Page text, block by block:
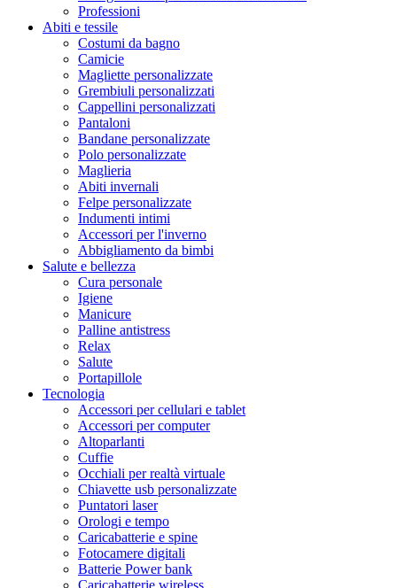
Professioni
Abiti e tessile
Costumi da bagno
Camicie
Magliette personalizzate
Grembiuli personalizzati
Cappellini personalizzati
Pantaloni
Bandane personalizzate
Polo personalizzate
Maglieria
Abiti invernali
Felpe personalizzate
Indumenti intimi
Accessori per l'inverno
Abbigliamento da bimbi
Salute e bellezza
Cura personale
Igiene
Manicure
Palline antistress
Relax
Salute
Portapillole
Tecnologia
Accessori per cellulari e tablet
Accessori per computer
Altoparlanti
Cuffie
Occhiali per realtà virtuale
Chiavette usb personalizzate
Puntatori laser
Orologi e tempo
Caricabatterie e spine
Fotocamere digitali
Batterie Power bank
Caricabatterie wireless